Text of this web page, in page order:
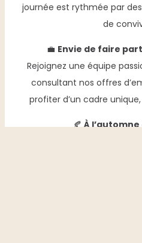
journée est rythmée par
de
💼 Envie de faire
Rejoignez une équipe
consultant nos offres
profiter d’un cadre
🍂À